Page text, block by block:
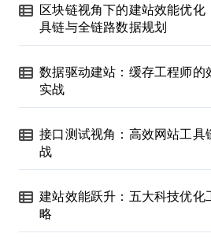
区块链视角下的建站效能优化
具链与全链路数据规划
数据驱动建站：缓存工程师的
实战
接口测试视角：高效网站工具
战
建站效能跃升：五大科技优化
略